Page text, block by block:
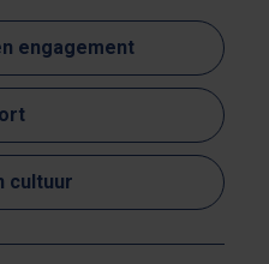
engagement
cultuur